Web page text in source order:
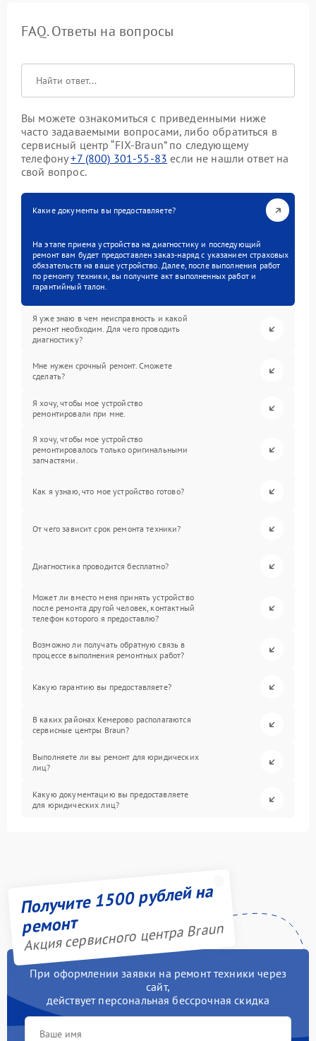
FAQ. Ответы на вопросы
Вы можете ознакомиться с приведенными ниже
часто задаваемыми вопросами, либо обратиться в
сервисный центр “FIX-Braun” по следующему
телефону+7 (800) 301-55-83 если не нашли ответ на
свой вопрос.
Какие документы вы предоставляете?
На этапе приема устройства на диагностику и последующий
ремонт вам будет предоставлен заказ-наряд с указанием страховых
обязательств на ваше устройство. Далее, после выполнения работ
по ремонту техники, вы получите акт выполненных работ и
гарантийный талон.
Я уже знаю в чем неисправность и какой
ремонт необходим. Для чего проводить
диагностику?
Мне нужен срочный ремонт. Сможете
сделать?
Я хочу, чтобы мое устройство
ремонтировали при мне.
Я хочу, чтобы мое устройство
ремонтировалось только оригинальными
запчастями.
Как я узнаю, что мое устройство готово?
От чего зависит срок ремонта техники?
Диагностика проводится бесплатно?
Может ли вместо меня принять устройство
после ремонта другой человек, контактный
телефон которого я предоставлю?
Возможно ли получать обратную связь в
процессе выполнения ремонтных работ?
Какую гарантию вы предоставляете?
В каких районах Кемерово располагаются
сервисные центры Braun?
Выполняете ли вы ремонт для юридических
лиц?
Какую документацию вы предоставляете
для юридических лиц?
Получите 1500 рублей на
ремонт
Акция сервисного центра Braun
При оформлении заявки на ремонт техники через
сайт,
действует персональная бессрочная скидка